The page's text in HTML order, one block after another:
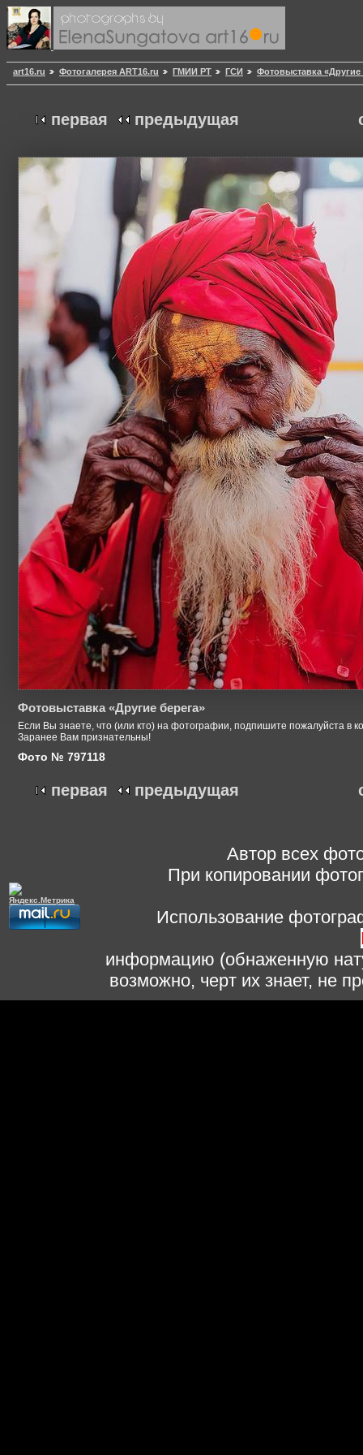
art16.ru Фотогалерея ART16.ru ГМИИ РТ ГСИ Фотовыставка «Другие
первая предыдущая
Фотовыставка «Другие берега»
Если Вы знаете, что (или кто) на фотографии, подпишите пожалуйста в
Заранее Вам признательны!
Фото № 797118
первая предыдущая
Автор всех
При копировании
Использование
информацию (обнаженную
возможно, черт их знает, не